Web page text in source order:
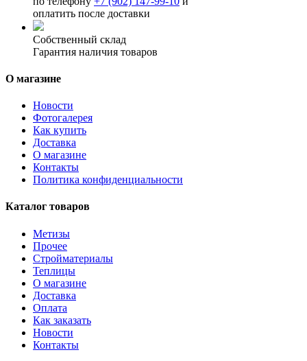
оплатить после доставки
Собственный склад
Гарантия наличия товаров
О магазине
Новости
Фотогалерея
Как купить
Доставка
О магазине
Контакты
Политика конфиденциальности
Каталог товаров
Метизы
Прочее
Стройматериалы
Теплицы
О магазине
Доставка
Оплата
Как заказать
Новости
Контакты